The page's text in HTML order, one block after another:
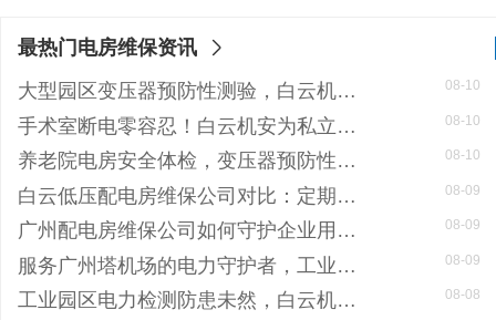
最热门电房维保资讯
大型园区变压器预防性测验，白云机安护航安全生产
08-10
手术室断电零容忍！白云机安为私立医院筑牢电力生命线 08-10
养老院电房安全体检，变压器预防性测验流程公开 08-10
白云低压配电房维保公司对比：定期维保与不维保，一年成本差距竟达数十万 08-09
广州配电房维保公司如何守护企业用电安全？26年专业经验给您安心保障 08-09
服务广州塔机场的电力守护者，工业商业园区信赖的大型配电房检修公司 08-09
工业园区电力检测防患未然，白云机安预防性试验护航安全生产 08-08